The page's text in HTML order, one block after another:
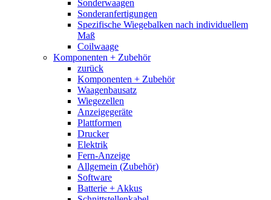
Sonderwaagen
Sonderanfertigungen
Spezifische Wiegebalken nach individuellem
Maß
Coilwaage
Komponenten + Zubehör
zurück
Komponenten + Zubehör
Waagenbausatz
Wiegezellen
Anzeigegeräte
Plattformen
Drucker
Elektrik
Fern-Anzeige
Allgemein (Zubehör)
Software
Batterie + Akkus